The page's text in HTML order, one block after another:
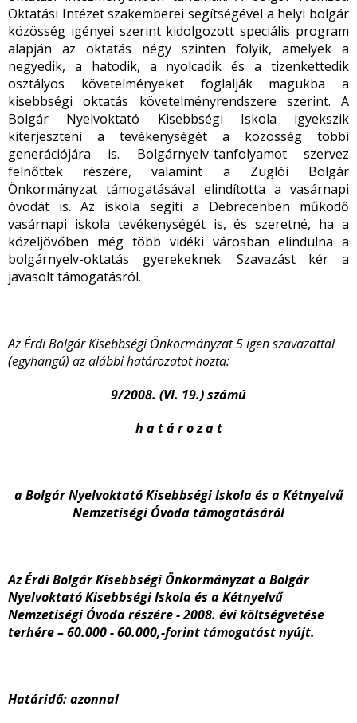
Oktatási Intézet szakemberei segítségével a helyi bolgár
közösség igényei szerint kidolgozott speciális program
alapján az oktatás négy szinten folyik, amelyek a
negyedik, a hatodik, a nyolcadik és a tizenkettedik
osztályos követelményeket foglalják magukba a
kisebbségi oktatás követelményrendszere szerint. A
Bolgár Nyelvoktató Kisebbségi Iskola igyekszik
kiterjeszteni a tevékenységét a közösség többi
generációjára is. Bolgárnyelv-tanfolyamot szervez
felnőttek részére, valamint a Zuglói Bolgár
Önkormányzat támogatásával elindította a vasárnapi
óvodát is. Az iskola segíti a Debrecenben működő
vasárnapi iskola tevékenységét is, és szeretné, ha a
közeljövőben még több vidéki városban elindulna a
bolgárnyelv-oktatás gyerekeknek. Szavazást kér a
javasolt támogatásról.
Az Érdi Bolgár Kisebbségi Önkormányzat 5 igen szavazattal
(egyhangú) az alábbi határozatot hozta:
9/2008. (VI. 19.) számú
h a t á r o z a t
a Bolgár Nyelvoktató Kisebbségi Iskola és a Kétnyelvű
Nemzetiségi Óvoda támogatásáról
Az Érdi Bolgár Kisebbségi Önkormányzat a Bolgár
Nyelvoktató Kisebbségi Iskola és a Kétnyelvű
Nemzetiségi Óvoda részére - 2008. évi költségvetése
terhére – 60.000 - 60.000,-forint támogatást nyújt.
Határidő: azonnal